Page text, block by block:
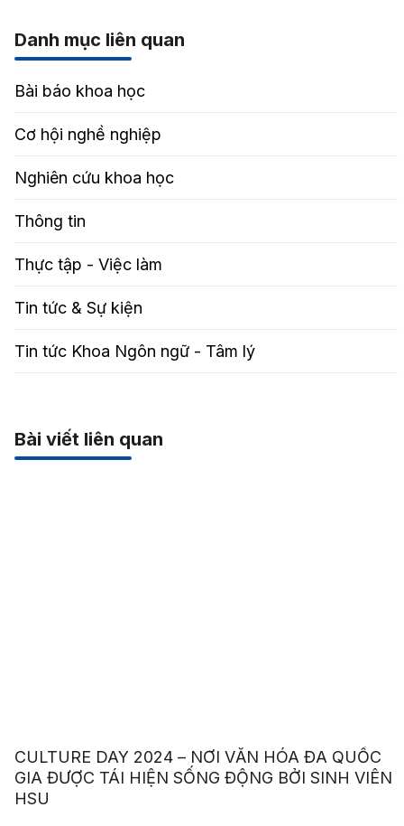
Danh mục liên quan
Bài báo khoa học
Cơ hội nghề nghiệp
Nghiên cứu khoa học
Thông tin
Thực tập - Việc làm
Tin tức & Sự kiện
Tin tức Khoa Ngôn ngữ - Tâm lý
Bài viết liên quan
CULTURE DAY 2024 – NƠI VĂN HÓA ĐA QUỐC
GIA ĐƯỢC TÁI HIỆN SỐNG ĐỘNG BỞI SINH VIÊN
HSU